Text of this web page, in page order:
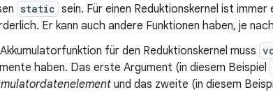
static sein. Für einen Reduktionskernel ist immer
Er kann auch andere Funktionen haben, je
für den Reduktionskernel muss
haben. Das erste Argument (in diesem Beispiel
und das zweite (in diesem